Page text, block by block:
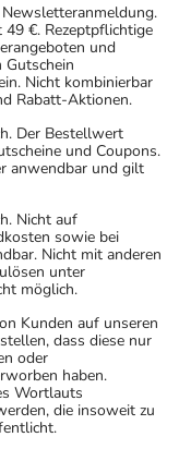
€. Rezeptpflichtige
und
Nicht kombinierbar
Rabatt-Aktionen.
Der Bestellwert
und Coupons.
anwendbar und gilt
Nicht auf
sowie bei
Nicht mit anderen
unter
möglich.
Kunden auf unseren
dass diese nur
oder
haben.
Wortlauts
die insoweit zu